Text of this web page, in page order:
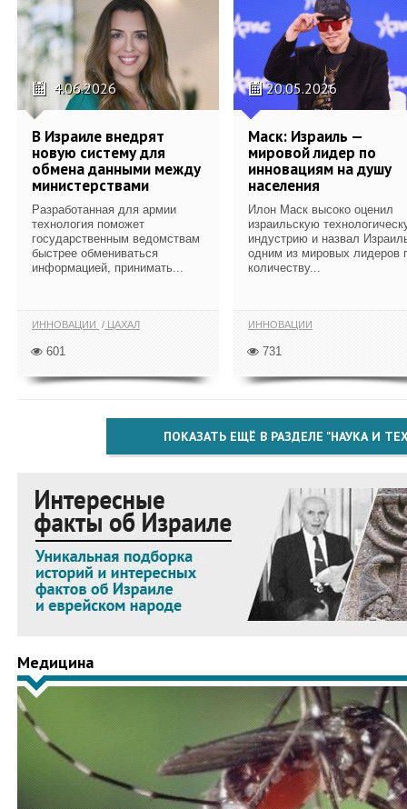
4.06.2026
В Израиле внедрят
новую систему для
обмена данными между
министерствами
Разработанная для армии
технология поможет
государственным ведомствам
быстрее обмениваться
информацией, принимать...
ИННОВАЦИИ ЦАХАЛ
601
20.05.2026
Маск: Израиль —
мировой лидер по
инновациям на душу
населения
Илон Маск высоко оценил
израильскую
индустрию и назвал
одним из мировых лидеров
количеству...
ИННОВАЦИИ
731
ПОКАЗАТЬ ЕЩЁ В РАЗДЕЛЕ "НАУКА И
Медицина